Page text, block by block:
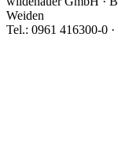
Weiden
Tel.: 0961 416300-0